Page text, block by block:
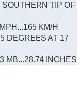
SOUTHERN TIP OF
KM/H
DEGREES AT 17
MB...28.74 INCHES